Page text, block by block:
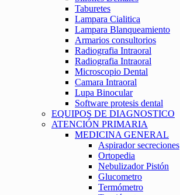
Taburetes
Lampara Cialitica
Lampara Blanqueamiento
Armarios consultorios
Radiografia Intraoral
Radiografia Intraoral
Microscopio Dental
Camara Intraoral
Lupa Binocular
Software protesis dental
EQUIPOS DE DIAGNOSTICO
ATENCIÓN PRIMARIA
MEDICINA GENERAL
Aspirador secreciones
Ortopedia
Nebulizador Pistón
Glucometro
Termómetro